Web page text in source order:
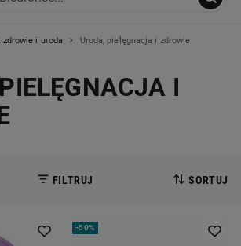
zdrowie i uroda Uroda, pielęgnacja i zdrowie
I
FILTRUJ SORTUJ
-50%